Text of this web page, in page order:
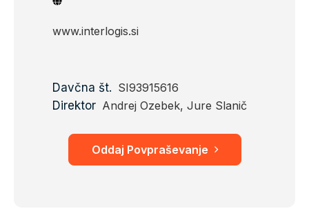
www.interlogis.si
Davčna št. SI93915616
Direktor Andrej Ozebek, Jure Slanič
Oddaj Povpraševanje